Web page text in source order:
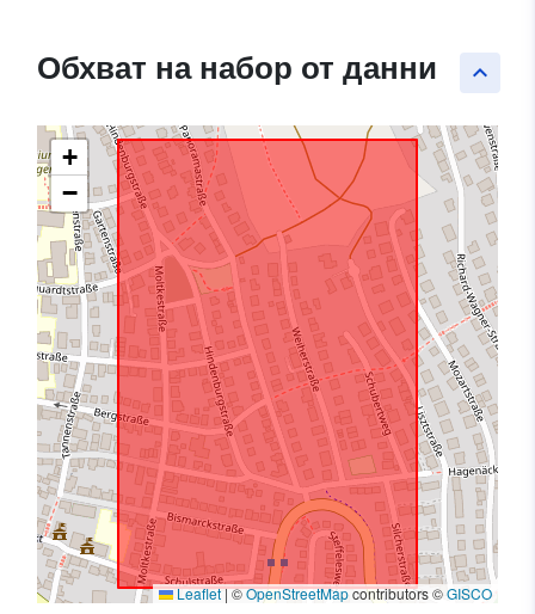
keyboard_arrow_up
Обхват на набор от данни
+
−
Leaflet|©OpenStreetMapcontributors ©GISCO